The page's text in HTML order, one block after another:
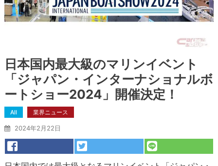
日本国内最大級のマリンイベント
「ジャパン・インターナショナルボ
ートショー2024」開催決定！
All 業界ニュース
2024年2月22日